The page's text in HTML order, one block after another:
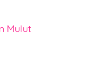
Mulut